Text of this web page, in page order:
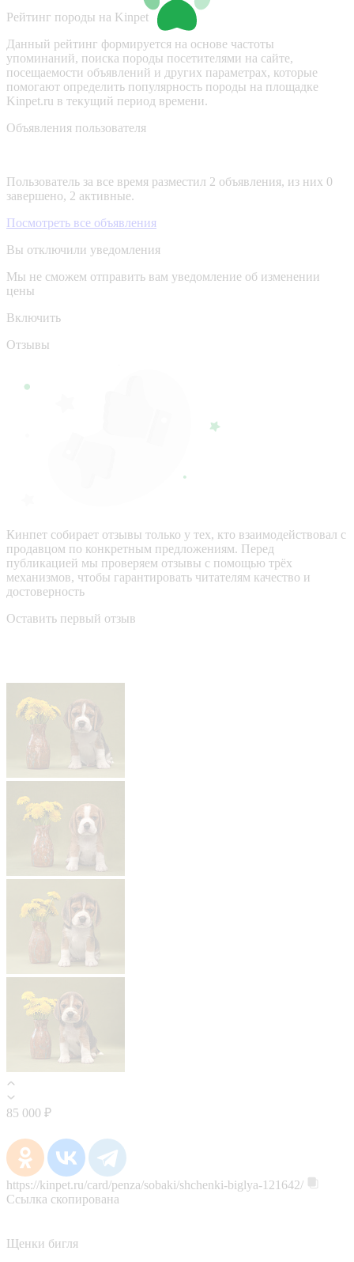
Рейтинг породы на Kinpet
Данный рейтинг формируется на основе частоты
упоминаний, поиска породы посетителями на сайте,
посещаемости объявлений и других параметрах, которые
помогают определить популярность породы на площадке
Kinpet.ru в текущий период времени.
Объявления пользователя
Пользователь за все время разместил 2 объявления, из них 0
завершено, 2 активные.
Посмотреть все объявления
Вы отключили уведомления
Мы не сможем отправить вам уведомление об изменении
цены
Включить
Отзывы
Кинпет собирает отзывы только у тех, кто взаимодействовал с
продавцом по конкретным предложениям. Перед
публикацией мы проверяем отзывы с помощью трёх
механизмов, чтобы гарантировать читателям качество и
достоверность
Оставить первый отзыв
85 000 ₽
https://kinpet.ru/card/penza/sobaki/shchenki-biglya-121642/
Ссылка скопирована
Щенки бигля